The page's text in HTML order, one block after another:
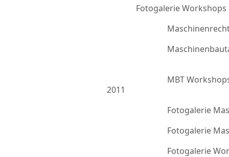
Fotogalerie Workshops
2011
MBT
Fotogalerie
Fotogalerie
Fotogalerie